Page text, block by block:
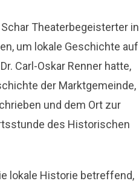
Theaterbegeisterter in
um lokale Geschichte auf
Carl-Oskar Renner hatte,
der Marktgemeinde,
und dem Ort zur
des Historischen
lokale Historie betreffend,